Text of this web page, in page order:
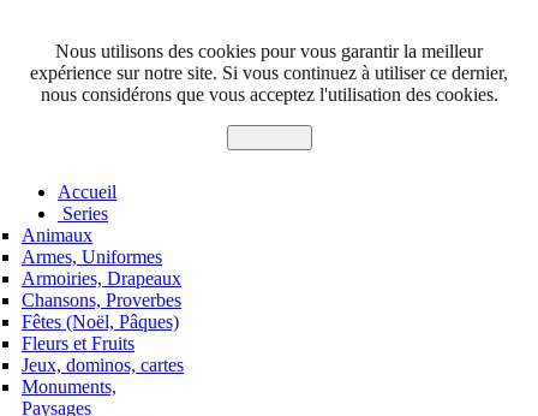
Nous utilisons des cookies pour vous garantir la meilleur
expérience sur notre site. Si vous continuez à utiliser ce dernier,
nous considérons que vous acceptez l'utilisation des cookies.
Accueil
Series
Animaux
Armes, Uniformes
Armoiries, Drapeaux
Chansons, Proverbes
Fêtes (Noël, Pâques)
Fleurs et Fruits
Jeux, dominos, cartes
Monuments,
Paysages